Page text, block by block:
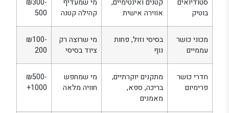
סטודיואים
בוטיק
קטנים ואינטימיים,
אווירה אישית
מי שמעדיף
קהילה קטנה
₪300-
500
מכוני כושר
עממיים
בסיסי וזול, פחות
נוף
מי שרוצה רק
ציוד בסיסי
₪100-
200
חדרי כושר
פרימיום
מתקנים יוקרתיים,
בריכה, ספא,
מאמנים
מי שמחפש
חוויה מלאה
₪500-
1000+